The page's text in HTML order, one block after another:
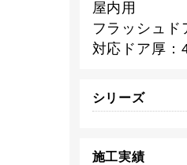
屋内用
フラッシュド
対応ドア厚：
シリーズ
施工実績